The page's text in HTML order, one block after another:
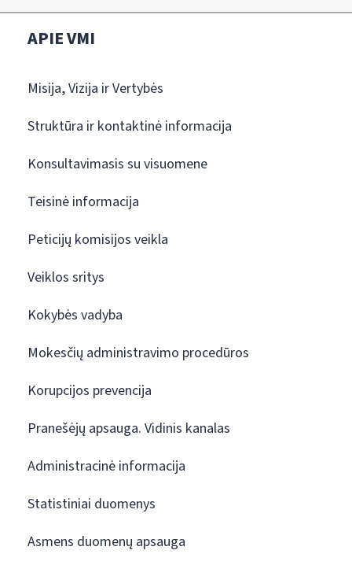
APIE VMI
Misija, Vizija ir Vertybės
Struktūra ir kontaktinė informacija
Konsultavimasis su visuomene
Teisinė informacija
Peticijų komisijos veikla
Veiklos sritys
Kokybės vadyba
Mokesčių administravimo procedūros
Korupcijos prevencija
Pranešėjų apsauga. Vidinis kanalas
Administracinė informacija
Statistiniai duomenys
Asmens duomenų apsauga